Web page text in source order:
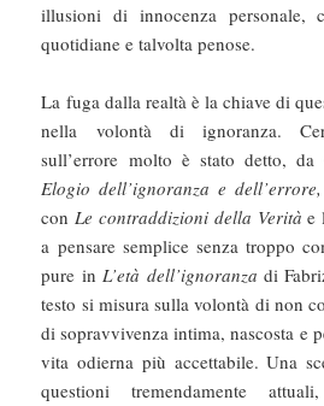
illusioni di innocenza personale,
quotidiane e talvolta penose.
La fuga dalla realtà è la chiave di
nella volontà di ignoranza.
sull’errore molto è stato detto,
Elogio dell’ignoranza e
conLe contraddizioni della Veritàe
a pensare semplice senza troppo
pure inL’età dell’ignoranzadi
testo si misura sulla volontà di non
di sopravvivenza intima, nascosta e
vita odierna più accettabile. Una
questioni tremendamente